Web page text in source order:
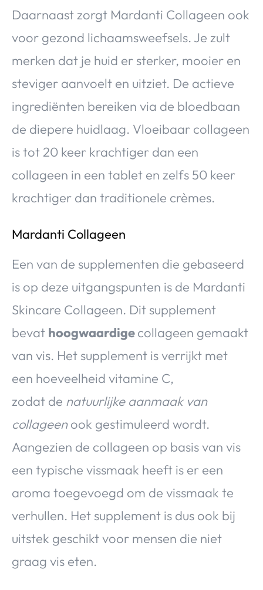
Daarnaast zorgt Mardanti Collageen ook
voor gezond lichaamsweefsels. Je zult
merken dat je huid er sterker, mooier en
steviger aanvoelt en uitziet. De actieve
ingrediënten bereiken via de bloedbaan
de diepere huidlaag. Vloeibaar collageen
is tot 20 keer krachtiger dan een
collageen in een tablet en zelfs 50 keer
krachtiger dan traditionele crèmes.
Mardanti Collageen
Een van de supplementen die gebaseerd
is op deze uitgangspunten is de Mardanti
Skincare Collageen. Dit supplement
bevat hoogwaardigecollageen gemaakt
van vis. Het supplement is verrijkt met
een hoeveelheid vitamine C,
zodat de natuurlijke aanmaak van
collageenook gestimuleerd wordt.
Aangezien de collageen op basis van vis
een typische vissmaak heeft is er een
aroma toegevoegd om de vissmaak te
verhullen. Het supplement is dus ook bij
uitstek geschikt voor mensen die niet
graag vis eten.